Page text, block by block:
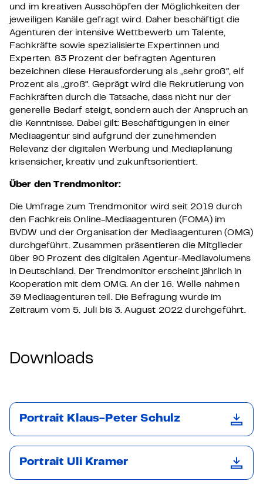
und im kreativen Ausschöpfen der Möglichkeiten der
jeweiligen Kanäle gefragt wird. Daher beschäftigt die
Agenturen der intensive Wettbewerb um Talente,
Fachkräfte sowie spezialisierte Expertinnen und
Experten. 83 Prozent der befragten Agenturen
bezeichnen diese Herausforderung als „sehr groß“, elf
Prozent als „groß“. Geprägt wird die Rekrutierung von
Fachkräften durch die Tatsache, dass nicht nur der
generelle Bedarf steigt, sondern auch der Anspruch an
die Kenntnisse. Dabei gilt: Beschäftigungen in einer
Mediaagentur sind aufgrund der zunehmenden
Relevanz der digitalen Werbung und Mediaplanung
krisensicher, kreativ und zukunftsorientiert.
Über den Trendmonitor:
Die Umfrage zum Trendmonitor wird seit 2019 durch
den Fachkreis Online-Mediaagenturen (FOMA) im
BVDW und der Organisation der Mediaagenturen (OMG)
durchgeführt. Zusammen präsentieren die Mitglieder
über 90 Prozent des digitalen Agentur-Mediavolumens
in Deutschland. Der Trendmonitor erscheint jährlich in
Kooperation mit dem OMG. An der 16. Welle nahmen
39 Mediaagenturen teil. Die Befragung wurde im
Zeitraum vom 5. Juli bis 3. August 2022 durchgeführt.
Downloads
Portrait Klaus-Peter Schulz
Portrait Uli Kramer